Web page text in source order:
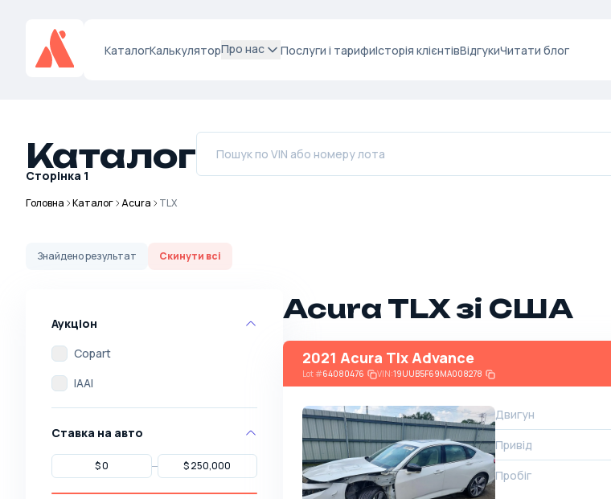
КаталогКалькуляторПро нас Послуги і тарифиІсторія клієнтівВідгукиЧитати блог
Каталог
Сторінка 1
Головна Каталог Acura TLX
Знайденорезультат Скинути всі
Аукціон
Copart
IAAI
Ставка на авто
Acura TLX зі США
2021 Acura Tlx Advance
Lot#64080476 VIN:19UUB5F69MA008278
Двигун
Привід
Пробіг